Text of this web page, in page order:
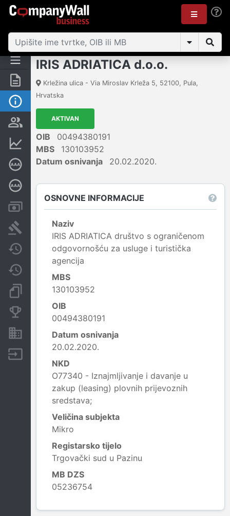
Sažetak
Osobe i vlasništvo
Certifikat bonitetne izvrsnosti
Dubinska bonitetna ocjena
Sudske objave
Javne nabavke
Dokumenti i objave
Konkurentske tvrtke
Nekretnine i imovina
IRIS ADRIATICA d.o.o.
Krležina ulica - Via Miroslav Krleža 5, 52100, Pula,
Hrvatska
AKTIVAN
OIB
00494380191
MBS
130103952
Datum osnivanja
20.02.2020.
OSNOVNE INFORMACIJE
Naziv
IRIS ADRIATICA društvo s ograničenom
odgovornošću za usluge i turistička
agencija
MBS
130103952
OIB
00494380191
Datum osnivanja
20.02.2020.
NKD
O77340 - Iznajmljivanje i davanje u
zakup (leasing) plovnih prijevoznih
sredstava;
Veličina subjekta
Mikro
Registarsko tijelo
Trgovački sud u Pazinu
MB DZS
05236754